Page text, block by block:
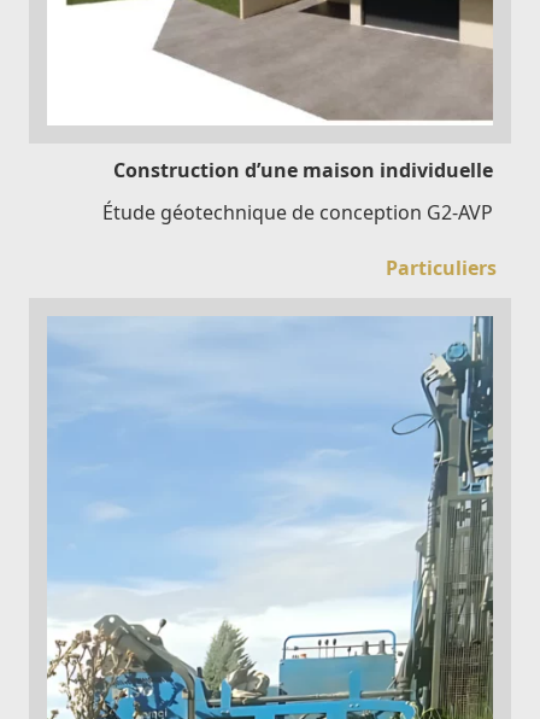
Construction d’une maison individuelle
Étude géotechnique de conception G2-AVP
Particuliers